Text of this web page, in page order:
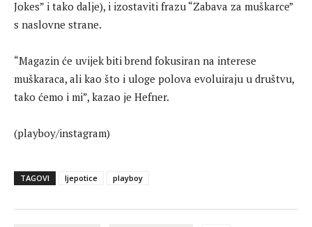
Jokes” i tako dalje), i izostaviti frazu “Zabava za muškarce”
s naslovne strane.
“Magazin će uvijek biti brend fokusiran na interese
muškaraca, ali kao što i uloge polova evoluiraju u društvu,
tako ćemo i mi”, kazao je Hefner.
(playboy/instagram)
TAGOVI ljepotice playboy